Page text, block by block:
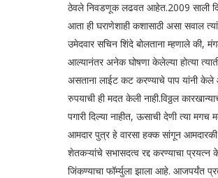
ठेवले निवडणूक लढवत आहेत.2009 साली
आता ही घराणेशाही कशासाठी असा सवाल
उमेदवार सचिन शिंदे बोलताना म्हणाले की,
आल्यानंतर अनेक घोषणा केलेल्या होत्या
असताना लाईट कट करण्याचे पाप यांनी केले
रुपयाची ही मदत केली नाही.विठ्ठल
पगारी दिल्या नाहीत, ऊसाची देणी त्या मगच
आमदार पुत्र हे वारसा हक्क सांगून
शेतकऱ्यांचे सभासदत्व रद्द करण्याचा
जिंकण्याचा फॉर्म्युला झाला आहे.